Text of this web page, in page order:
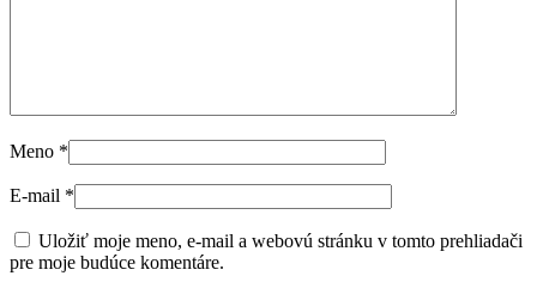
Meno *
E-mail *
Uložiť moje meno, e-mail a webovú stránku v tomto prehliadači
pre moje budúce komentáre.